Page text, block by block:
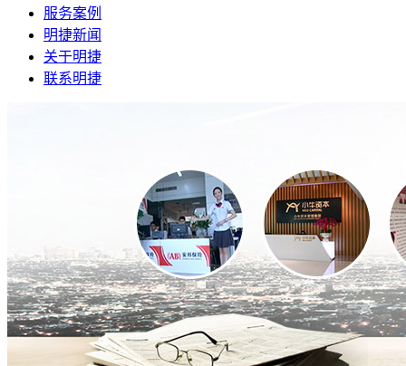
服务案例
明捷新闻
关于明捷
联系明捷